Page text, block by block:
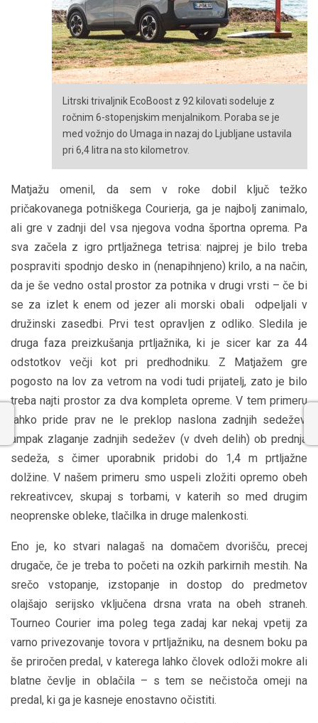
Litrski trivaljnik EcoBoost z 92 kilovati sodeluje z
ročnim 6-stopenjskim menjalnikom. Poraba se je
med vožnjo do Umaga in nazaj do Ljubljane ustavila
pri 6,4 litra na sto kilometrov.
Matjažu omenil, da sem v roke dobil ključ težko
pričakovanega potniškega Courierja, ga je najbolj zanimalo,
ali gre v zadnji del vsa njegova vodna športna oprema. Pa
sva začela z igro prtljažnega tetrisa: najprej je bilo treba
pospraviti spodnjo desko in (nenapihnjeno) krilo, a na način,
da je še vedno ostal prostor za potnika v drugi vrsti – če bi
se za izlet k enem od jezer ali morski obali odpeljali v
družinski zasedbi. Prvi test opravljen z odliko. Sledila je
druga faza preizkušanja prtljažnika, ki je sicer kar za 44
odstotkov večji kot pri predhodniku. Z Matjažem gre
pogosto na lov za vetrom na vodi tudi prijatelj, zato je bilo
treba najti prostor za dva kompleta opreme. V tem primeru
lahko pride prav ne le preklop naslona zadnjih sedežev,
ampak zlaganje zadnjih sedežev (v dveh delih) ob prednja
sedeža, s čimer uporabnik pridobi do 1,4 m prtljažne
dolžine. V našem primeru smo uspeli zložiti opremo obeh
rekreativcev, skupaj s torbami, v katerih so med drugim
neoprenske obleke, tlačilka in druge malenkosti.
Eno je, ko stvari nalagaš na domačem dvorišču, precej
drugače, če je treba to početi na ozkih parkirnih mestih. Na
srečo vstopanje, izstopanje in dostop do predmetov
olajšajo serijsko vključena drsna vrata na obeh straneh.
Tourneo Courier ima poleg tega zadaj kar nekaj vpetij za
varno privezovanje tovora v prtljažniku, na desnem boku pa
še priročen predal, v katerega lahko človek odloži mokre ali
blatne čevlje in oblačila – s tem se nečistoča omeji na
predal, ki ga je kasneje enostavno očistiti.